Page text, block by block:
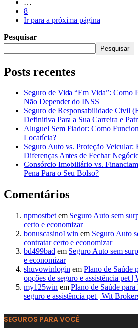
…
8
Ir para a próxima página
Pesquisar
Pesquisar
Posts recentes
Seguro de Vida “Em Vida”: Como
Não Depender do INSS
Seguro de Responsabilidade Civil
Definitiva Para a Sua Carreira e
Aluguel Sem Fiador: Como
Locatícia?
Seguro Auto vs. Proteção Veicular:
Diferenças Antes de Fechar
Consórcio Imobiliário vs.
Pena Para o Seu Bolso?
Comentários
npmostbet em Seguro Auto sem
certo e economizar
bonuscasino1win em Seguro Auto
contratar certo e economizar
bd499bad em Seguro Auto sem
e economizar
shuvowinlogin em Plano de Saúde
opções de seguro e assistência pet |
my125win em Plano de Saúde para
seguro e assistência pet | Wit
SEGUROS PARA VOCÊ